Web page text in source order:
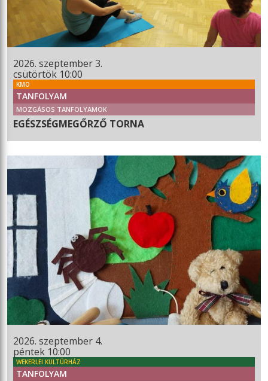
2026. szeptember 3.
csütörtök 10:00
KMO
TANFOLYAM
MOZGÁSOS TANFOLYAMOK
EGÉSZSÉGMEGŐRZŐ TORNA
2026. szeptember 4.
péntek 10:00
WEKERLEI KULTÚRHÁZ
TANFOLYAM